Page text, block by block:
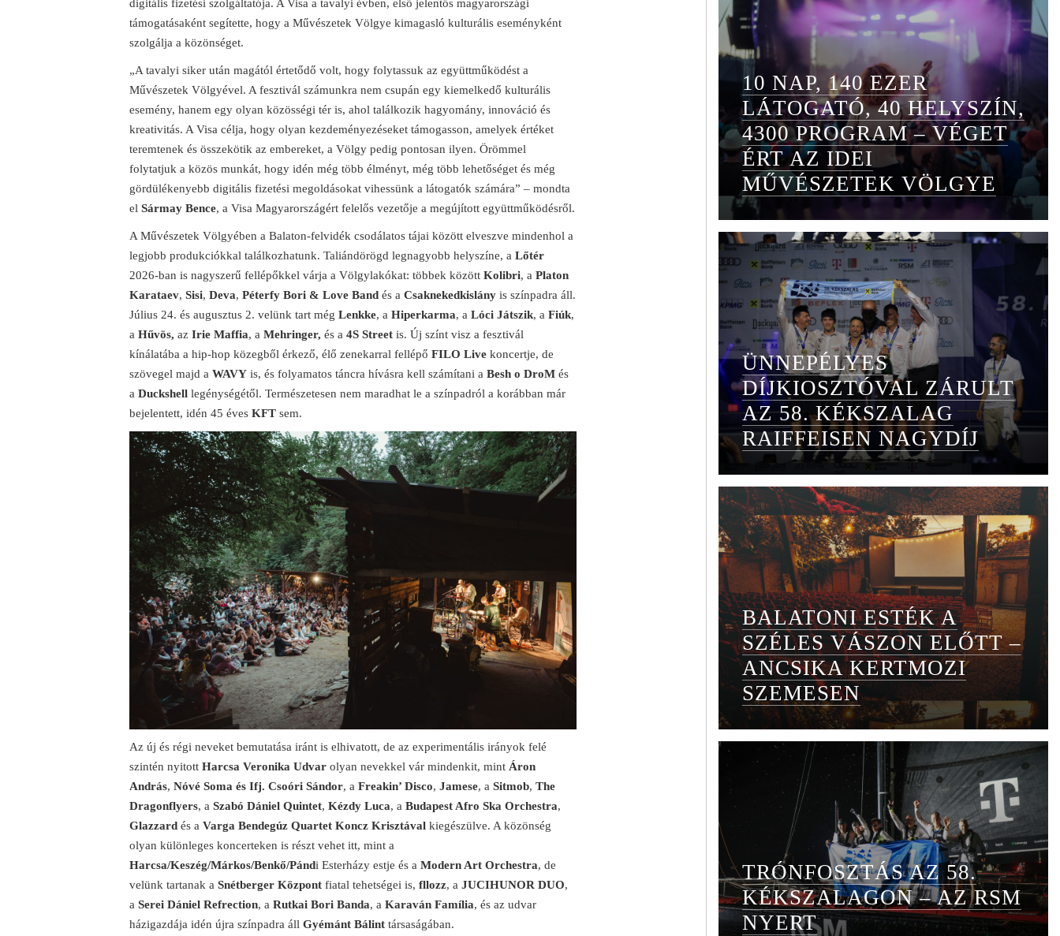
digitális fizetési szolgáltatója. A Visa a tavalyi évben, első jelentős magyarországi
támogatásaként segítette, hogy a Művészetek Völgye kimagasló kulturális eseményként
szolgálja a közönséget.
„A tavalyi siker után magától értetődő volt, hogy folytassuk az együttműködést a
Művészetek Völgyével. A fesztivál számunkra nem csupán egy kiemelkedő kulturális
esemény, hanem egy olyan közösségi tér is, ahol találkozik hagyomány, innováció és
kreativitás. A Visa célja, hogy olyan kezdeményezéseket támogasson, amelyek értéket
teremtenek és összekötik az embereket, a Völgy pedig pontosan ilyen. Örömmel
folytatjuk a közös munkát, hogy idén még több élményt, még több lehetőséget és még
gördülékenyebb digitális fizetési megoldásokat vihessünk a látogatók számára” – mondta
elSármay Bence, a Visa Magyarországért felelős vezetője a megújított együttműködésről.
A Művészetek Völgyében a Balaton-felvidék csodálatos tájai között elveszve mindenhol a
legjobb produkciókkal találkozhatunk. Taliándörögd legnagyobb helyszíne, aLőtér
2026-ban is nagyszerű fellépőkkel várja a Völgylakókat: többek közöttKolibri, aPlaton
Karataev,Sisi,Deva,Péterfy Bori & Love Band és aCsaknekedkislányis színpadra áll.
Július 24. és augusztus 2. velünk tart mégLenkke, aHiperkarma, aLóci Játszik, aFiúk,
aHűvös,azIrie Maffia, aMehringer,és a4S Street is. Új színt visz a fesztivál
kínálatába a hip-hop közegből érkező, élő zenekarral fellépőFILO Live koncertje, de
szövegel majd aWAVY is, és folyamatos táncra hívásra kell számítani aBesh o DroM és
aDuckshell legénységétől. Természetesen nem maradhat le a színpadról a korábban már
bejelentett, idén 45 évesKFT sem.
Az új és régi neveket bemutatása iránt is elhivatott, de az experimentális irányok felé
szintén nyitottHarcsa Veronika Udvarolyan nevekkel vár mindenkit, mint Áron
András,Nóvé Soma és Ifj. Csoóri Sándor, aFreakin’ Disco,Jamese, aSitmob,The
Dragonflyers, aSzabó Dániel Quintet, Kézdy Luca, aBudapest Afro Ska Orchestra,
Glazzardés aVarga Bendegúz Quartet Koncz Krisztával kiegészülve. A közönség
olyan különleges koncerteken is részt vehet itt, mint a
Harcsa/Keszég/Márkos/Benkő/Pándi Esterházy estje és aModern Art Orchestra, de
velünk tartanak aSnétberger Központ fiatal tehetségei is,fllozz, aJUCIHUNOR DUO,
aSerei Dániel Refrection, aRutkai Bori Banda, aKaraván Família, és az udvar
házigazdája idén újra színpadra állGyémánt Bálint társaságában.
10 NAP, 140 EZER
LÁTOGATÓ, 40 HELYSZÍN,
4300 PROGRAM – VÉGET
ÉRT AZ IDEI
MŰVÉSZETEK VÖLGYE
ÜNNEPÉLYES
DÍJKIOSZTÓVAL ZÁRULT
AZ 58. KÉKSZALAG
RAIFFEISEN NAGYDÍJ
BALATONI ESTÉK A
SZÉLES VÁSZON ELŐTT –
ANCSIKA KERTMOZI
SZEMESEN
TRÓNFOSZTÁS AZ 58.
KÉKSZALAGON – AZ RSM
NYERT